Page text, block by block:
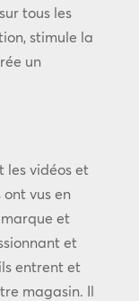
tous les
stimule la
un
les vidéos et
vus en
et
et
entrent et
magasin. Il